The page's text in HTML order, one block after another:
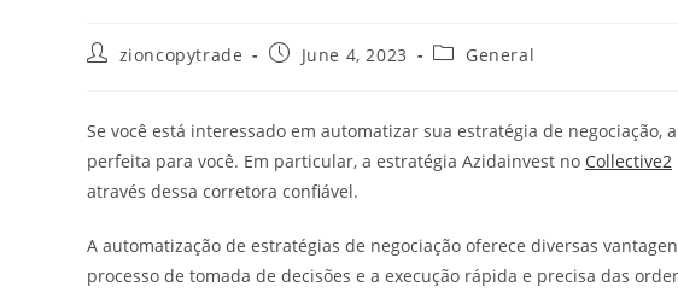
Postzioncopytrade
PostJune 4, 2023
PostGeneral
Se você está interessado em automatizar sua estratégia de negociação,
perfeita para você. Em particular, a estratégia Azidainvest no Collective2
através dessa corretora confiável.
A automatização de estratégias de negociação oferece diversas
processo de tomada de decisões e a execução rápida e precisa das